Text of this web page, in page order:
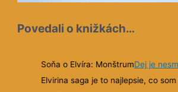
Povedali o knižkách…
Soňa o Elvíra: MonštrumDej je
Elvirina saga je to najlepsie, co